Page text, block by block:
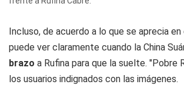
Incluso, de acuerdo a lo que se aprecia
puede ver claramente cuando la China
brazo a Rufina para que la suelte. "Pobre
los usuarios indignados con las imágenes.